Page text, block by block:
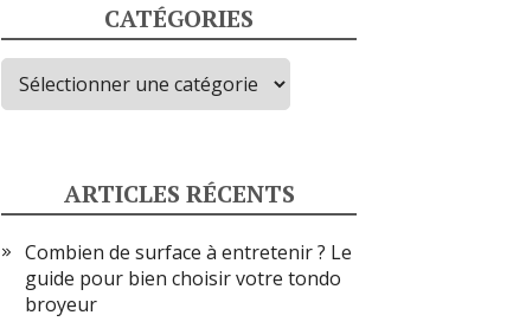
CATÉGORIES
Catégories
ARTICLES RÉCENTS
Combien de surface à entretenir ? Le
guide pour bien choisir votre tondo
broyeur